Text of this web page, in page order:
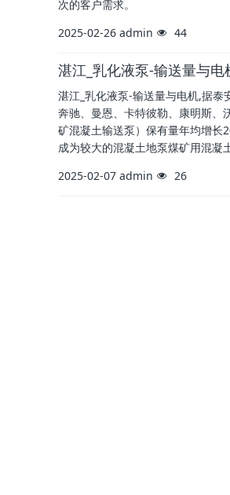
次的客户需求。
2025-02-26 admin 44
湛江_乳化液泵-输送量与电
湛江_乳化液泵-输送量与电机,据
奔驰、曼恩、卡特彼勒、康明斯、
矿混凝土输送泵）保有量年均增长
成为较大的混凝土地泵煤矿用混凝
2025-02-07 admin 26